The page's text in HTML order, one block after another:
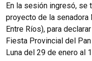
En la sesión ingresó, se
proyecto de la senadora
Entre Ríos), para
Fiesta Provincial del
Luna del 29 de enero al